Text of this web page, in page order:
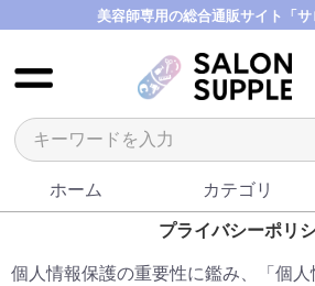
美容師専用の総合通販サイト「サ
ホーム カテゴリ
プライバシーポリ
個人情報保護の重要性に鑑み、「個